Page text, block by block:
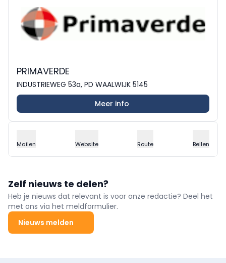
PRIMAVERDE
INDUSTRIEWEG 53a, PD WAALWIJK 5145
Meer info
Mailen Website Route Bellen
Zelf nieuws te delen?
Heb je nieuws dat relevant is voor onze redactie? Deel het
met ons via het meldformulier.
Nieuws melden